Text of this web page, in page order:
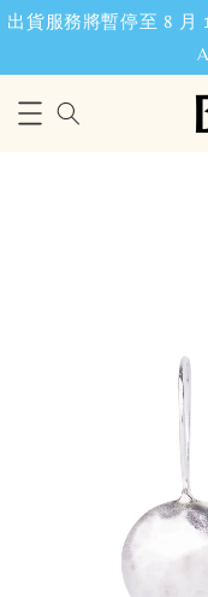
出貨服務將暫停至 8 月